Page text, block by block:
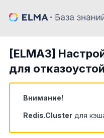
[ELMA3]
для
Внимание!
Redis.Cluster для